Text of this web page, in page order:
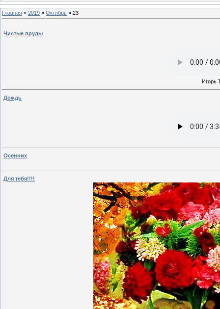
Главная » 2019 » Октябрь » 23
Чистые пруды
Игорь
Дождь
Осенних
Для тебя!!!!